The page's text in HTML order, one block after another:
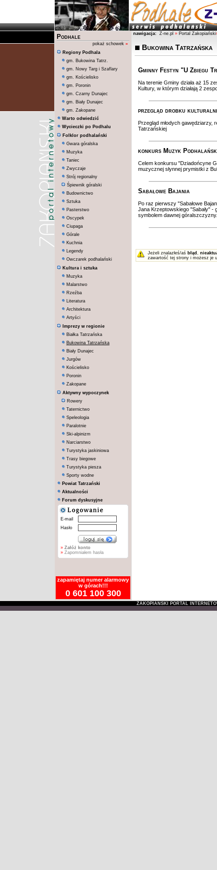
Podhale
pokaż schowek »
Regiony Podhala
gm. Bukowina Tatrz.
gm. Nowy Targ i Szaflary
gm. Kościelisko
gm. Poronin
gm. Czarny Dunajec
gm. Biały Dunajec
gm. Zakopane
Warto odwiedzić
Wycieczki po Podhalu
Folklor podhalański
Gwara góralska
Muzyka
Taniec
Zwyczaje
Strój regionalny
Śpiewnik góralski
Budownictwo
Sztuka
Pasterstwo
Oscypek
Ciupaga
Górale
Kuchnia
Legendy
Owczarek podhalański
Kultura i sztuka
Muzyka
Malarstwo
Rzeźba
Literatura
Architektura
Artyści
Imprezy w regionie
Białka Tatrzańska
Bukowina Tatrzańska
Biały Dunajec
Jurgów
Kościelisko
Poronin
Zakopane
Aktywny wypoczynek
Rowery
Taternictwo
Speleologia
Paralotnie
Ski-alpinizm
Narciarstwo
Turystyka jaskiniowa
Trasy biegowe
Turystyka piesza
Sporty wodne
Powiat Tatrzański
Aktualności
Forum dyskusyjne
E-mail
Hasło
» Załóż konto
» Zapomniałem hasła
zapamiętaj numer alarmowy
w górach!!!
0 601 100 300
nawigacja: Z-ne.pl » Portal Zakopiański
Bukowina Tatrzańska
Gminny Festyn "U Zbiegu
Na terenie Gminy działa aż 15
Kultury, w którym działają 2
przegląd drobku
Przegląd młodych gawędziarzy,
Tatrzańskiej
konkurs Muzyk
Celem konkursu "Dziadońcyne
muzycznej słynnej prymistki z
Sabałowe Bajania
Po raz pierwszy "Sabałowe
Jana Krzeptowskiego "Sabały" -
symbolem dawnej góralszczyzny.
Jeżeli znalazłeś/aś błąd ,
zawartość tej strony i możesz je
ZAKOPIAŃSKI PORTAL